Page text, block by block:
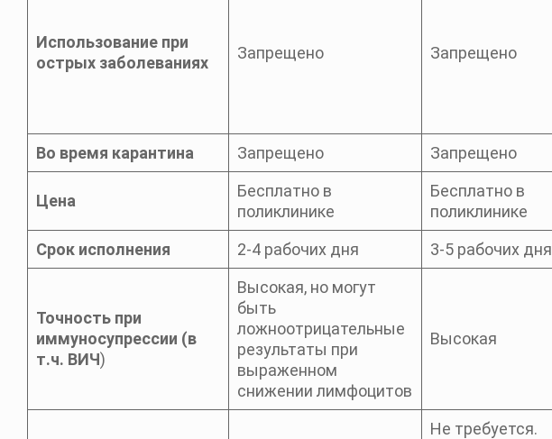
Использование при
острых заболеваниях
Запрещено Запрещено
Во время карантина
Запрещено Запрещено
Цена
Бесплатно в
поликлинике
Бесплатно в
поликлинике
Срок исполнения 2-4 рабочих дня 3-5 рабочих дня
Точность при
иммуносупрессии (в
т.ч. ВИЧ)
Высокая, но могут
быть
ложноотрицательные
результаты при
выраженном
снижении лимфоцитов
Высокая
Не требуется.